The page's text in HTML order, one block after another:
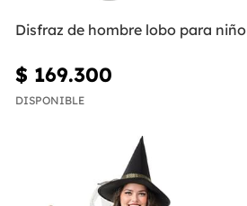
Disfraz de hombre lobo para niño
$ 169.300
DISPONIBLE